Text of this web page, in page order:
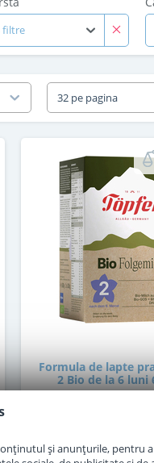
filtre
32 pe pagina
Formula de lapte
2 Bio de la 6 luni
și anunțurile, pentru